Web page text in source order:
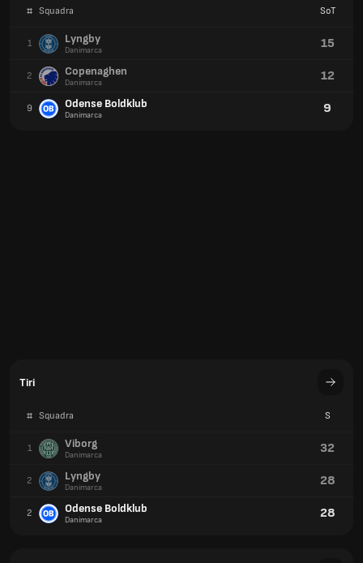
# Squadra SoT
1 Lyngby
Danimarca 15
2 Copenaghen
Danimarca 12
9 Odense Boldklub
Danimarca 9
Tiri
# Squadra S
1 Viborg
Danimarca 32
2 Lyngby
Danimarca 28
2 Odense Boldklub
Danimarca 28